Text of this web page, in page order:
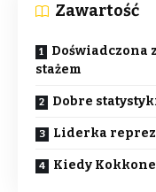
Zawartość
Doświadczona
stażem
Dobre
Liderka
Kiedy